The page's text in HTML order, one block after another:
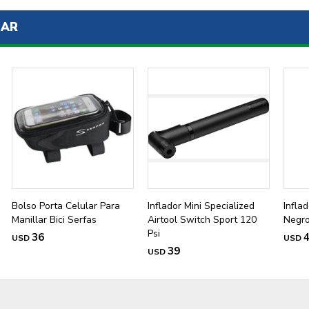
Bolso Porta Celular Para
Manillar Bici Serfas
USD 36
Inflador Mini Specialized
Airtool Switch Sport 120
Psi
USD39
USD